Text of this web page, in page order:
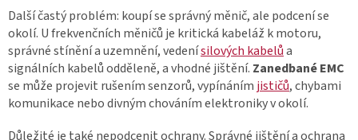
Další častý problém: koupí se správný měnič, ale podcení se
okolí. U frekvenčních měničů je kritická kabeláž k motoru,
správné stínění a uzemnění, vedenísilových kabelůa
signálních kabelů odděleně, a vhodné jištění. Zanedbané EMC
se může projevit rušením senzorů, vypínáním jističů, chybami
komunikace nebo divným chováním elektroniky v okolí.
Důležité je také nepodcenit ochrany. Správné jištění a ochrana